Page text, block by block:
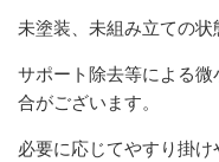
未塗装、未組み立ての状
サポート除去等による
合がございます。
必要に応じてやすり掛け